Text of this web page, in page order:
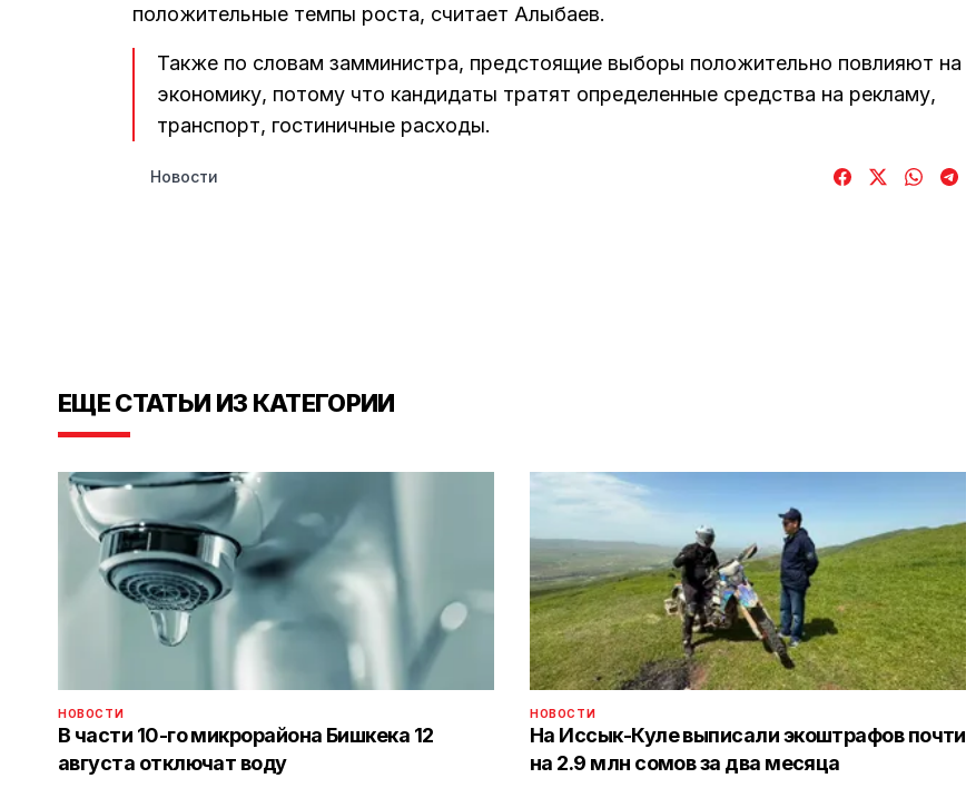
положительные темпы роста, считает Алыбаев.
Также по словам замминистра, предстоящие выборы положительно повлияют на
экономику, потому что кандидаты тратят определенные средства на рекламу,
транспорт, гостиничные расходы.
Новости
ЕЩЕ СТАТЬИ ИЗ КАТЕГОРИИ
НОВОСТИ
В части 10-го микрорайона Бишкека 12
августа отключат воду
НОВОСТИ
На Иссык-Куле выписали экоштрафов почти
на 2.9 млн сомов за два месяца